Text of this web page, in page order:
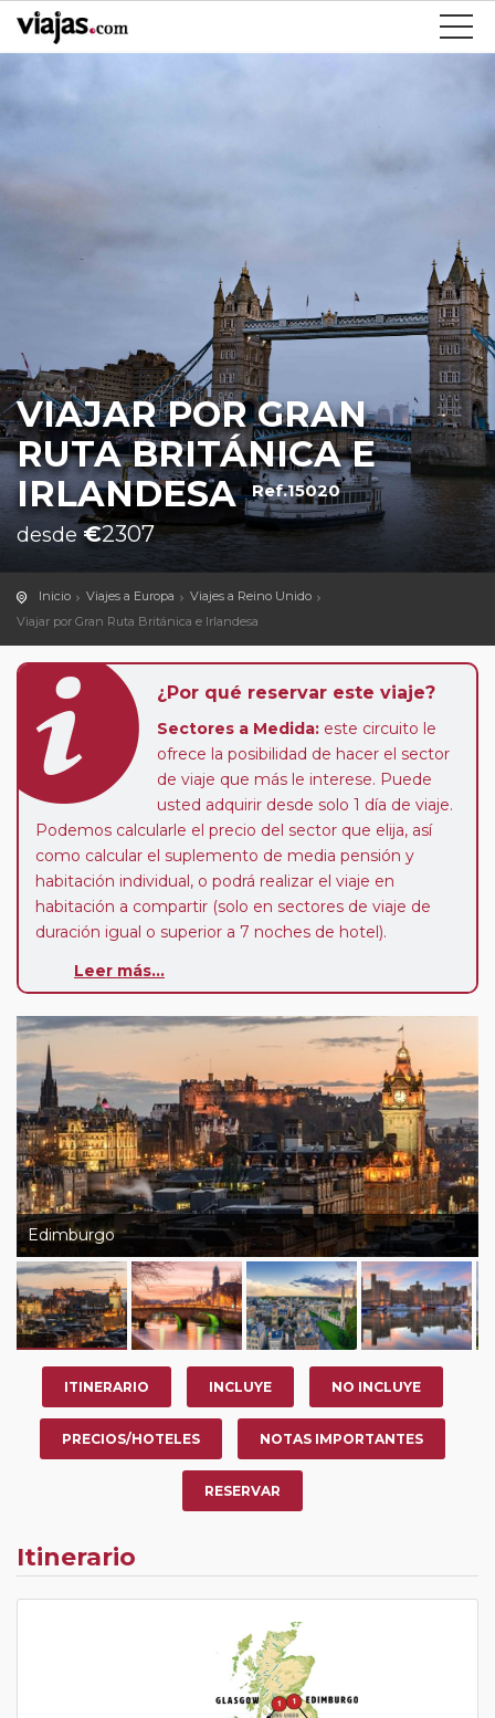
VIAJAR POR GRAN
RUTA BRITÁNICA E
IRLANDESA Ref.15020
desde €2307
Inicio Viajes a Europa
Viajes a Reino Unido
Viajar por Gran Ruta Británica e Irlandesa
¿Por qué reservar este viaje?
Sectores a Medida: este circuito le
ofrece la posibilidad de hacer el sector
de viaje que más le interese. Puede
usted adquirir desde solo 1 día de viaje.
Podemos calcularle el precio del sector que elija, así
como calcular el suplemento de media pensión y
habitación individual, o podrá realizar el viaje en
habitación a compartir (solo en sectores de viaje de
duración igual o superior a 7 noches de hotel).
Paradas en Ruta:
su viaje, en la ciudad que desee por período de 1, 3, 4 o
7 noches según circuito y fechas de salida. Es
fundamental que el circuito tenga salida posterior a la
fecha escogida y permita la salida deseada. El
suplemento por parada efectuada es de 40 Euros/52
Dólares por persona. Si la parada se realiza para tomar
otro circuito del mismo proveedor no se abonará este
suplemento.
Pasajero Club:este circuito, en cualquier época del
año, ofrece a los pasajeros que ya hayan viajado con
nosotros en los últimos 3 años y que pertenezcan a
nuestro Club de Pasajeros (cuya obtención se realiza
tras rellenar el cuestionario de satisfacción en "Mi viaje")
o los que estén en luna de miel contarán con un
descuento del 5%.
Leer más...
Edimburgo
ITINERARIO INCLUYE NO INCLUYE
PRECIOS/HOTELES NOTAS IMPORTANTES
RESERVAR
Itinerario